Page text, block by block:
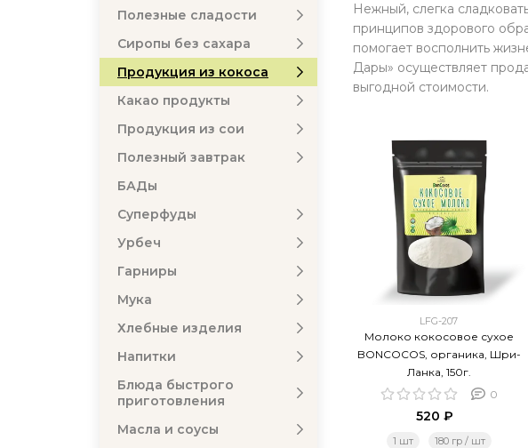
Полезные сладости
Сиропы без сахара
Продукция из кокоса
Какао продукты
Продукция из сои
Полезный завтрак
БАДы
Суперфуды
Урбеч
Гарниры
Мука
Хлебные изделия
Напитки
Блюда быстрого
приготовления
Масла и соусы
Нежный, слегка
принципов здорового
помогает восполнить
Дары» осуществляет
выгодной стоимости.
LFG-207
Молоко кокосовое сухое
BONCOCOS, органика, Шри-
Ланка, 150г.
0
520 ₽
1 шт 180 гр / шт